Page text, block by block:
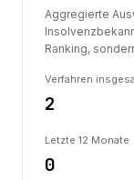
Aggregierte
Ranking,
Verfahren
2
Letzte 12 Monate
0